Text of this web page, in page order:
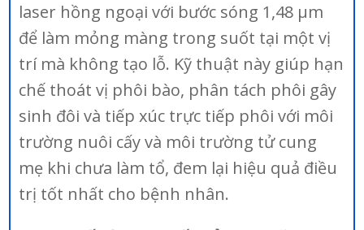
laser hồng ngoại với bước sóng 1,48 µm
để làm mỏng màng trong suốt tại một vị
trí mà không tạo lỗ. Kỹ thuật này giúp hạn
chế thoát vị phôi bào, phân tách phôi gây
sinh đôi và tiếp xúc trực tiếp phôi với môi
trường nuôi cấy và môi trường tử cung
mẹ khi chưa làm tổ, đem lại hiệu quả điều
trị tốt nhất cho bệnh nhân.